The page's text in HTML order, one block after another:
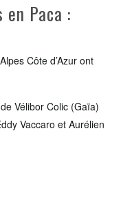
Paca :
Côte d’Azur ont
de Vélibor Colic (Gaïa)
Vaccaro et Aurélien